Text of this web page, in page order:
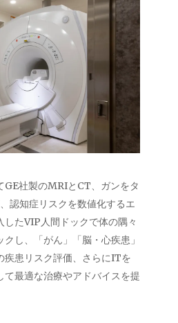
GE社製のMRIとCT、ガンをタ
認知症リスクを数値化するエ
たVIP人間ドックで体の隅々
し、「がん」「脳・心疾患」
疾患リスク評価、さらにITを
最適な治療やアドバイスを提